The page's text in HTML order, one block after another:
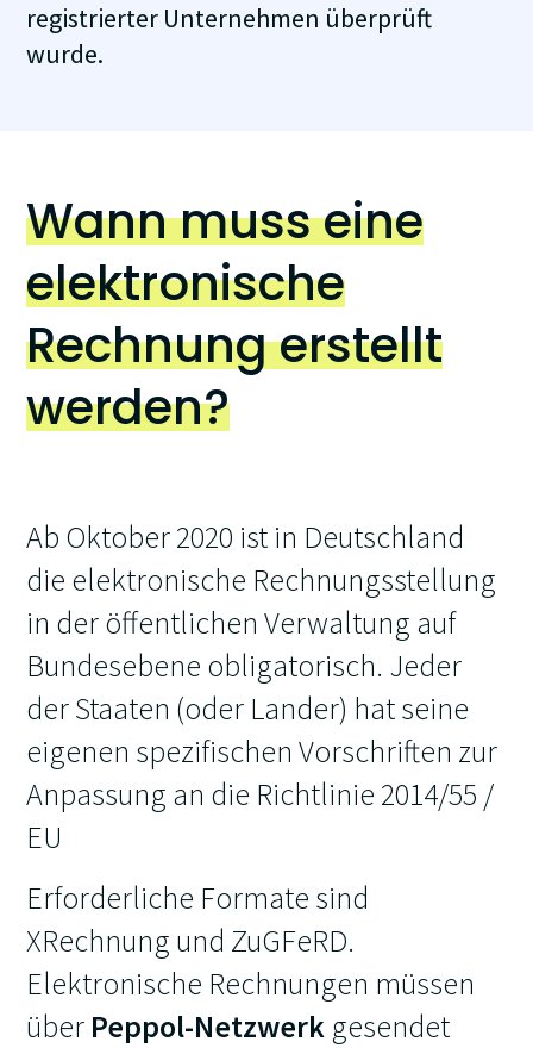
registrierter Unternehmen überprüft
wurde.
Wann muss eine
elektronische
Rechnung erstellt
werden?
Ab Oktober 2020 ist in Deutschland
die elektronische Rechnungsstellung
in der öffentlichen Verwaltung auf
Bundesebene obligatorisch. Jeder
der Staaten (oder Lander) hat seine
eigenen spezifischen Vorschriften zur
Anpassung an die Richtlinie 2014/55 /
EU
Erforderliche Formate sind
XRechnung und ZuGFeRD.
Elektronische Rechnungen müssen
über Peppol-Netzwerk gesendet